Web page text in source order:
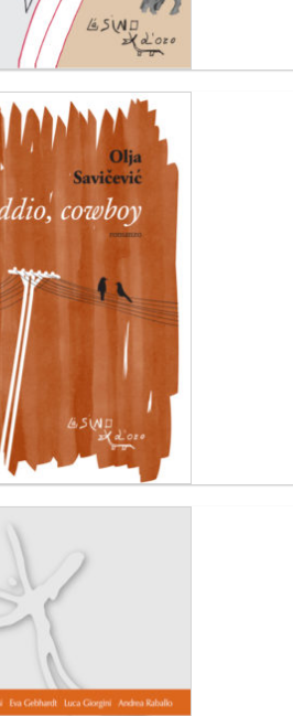
Aggiungi
alla lista
dei